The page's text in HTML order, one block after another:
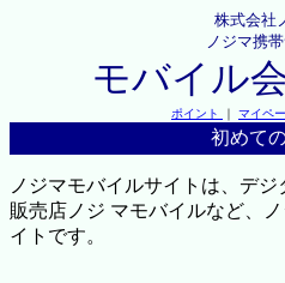
株式会社
ノジマ携
モバイル
ポイント ｜ マイペ
初めて
ノジマモバイルサイトは、デ
販売店ノジ マモバイルなど、
イトです。